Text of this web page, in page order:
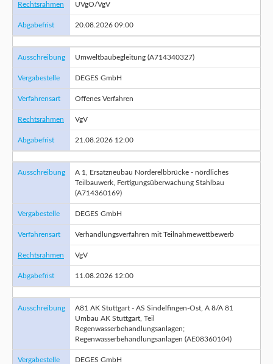
Rechtsrahmen UVgO/VgV
Abgabefrist 20.08.2026 09:00
Ausschreibung Umweltbaubegleitung (A714340327)
Vergabestelle DEGES GmbH
Verfahrensart Offenes Verfahren
Rechtsrahmen VgV
Abgabefrist 21.08.2026 12:00
Ausschreibung
A 1, Ersatzneubau Norderelbbrücke - nördliches
Teilbauwerk, Fertigungsüberwachung Stahlbau
(A714360169)
Vergabestelle DEGES GmbH
Verfahrensart Verhandlungsverfahren mit Teilnahmewettbewerb
Rechtsrahmen VgV
Abgabefrist 11.08.2026 12:00
Ausschreibung
A81 AK Stuttgart - AS Sindelfingen-Ost, A 8/A 81
Umbau AK Stuttgart, Teil
Regenwasserbehandlungsanlagen;
Regenwasserbehandlungsanlagen (AE08360104)
Vergabestelle DEGES GmbH